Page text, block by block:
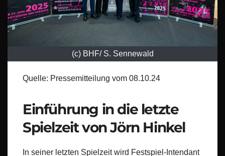
(c) BHF/ S. Sennewald
Quelle: Pressemitteilung vom 08.10.24
Einführung in die letzte
Spielzeit von Jörn Hinkel
In seiner letzten Spielzeit wird Festspiel-Intendant